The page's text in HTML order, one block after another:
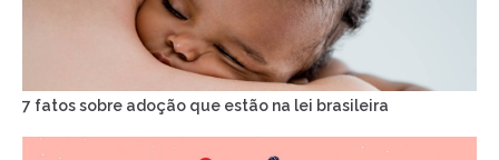
7 fatos sobre adoção que estão na lei brasileira